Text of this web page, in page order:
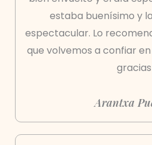
estaba buenísimo y
espectacular. Lo
que volvemos a confiar
gracias
Arantxa